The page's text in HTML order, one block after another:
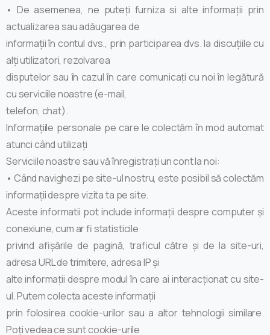
• De asemenea, ne puteți furniza si alte informații prin
actualizarea sau adăugarea de
informații în contul dvs., prin participarea dvs. la discuțiile cu
alți utilizatori, rezolvarea
disputelor sau în cazul în care comunicați cu noi în legătură
cu serviciile noastre (e-mail,
telefon, chat).
Informațiile personale pe care le colectăm în mod automat
atunci când utilizați
Serviciile noastre sau vă înregistrați un cont la noi:
• Când navighezi pe site-ul nostru, este posibil să colectăm
informații despre vizita ta pe site.
Aceste informatii pot include informații despre computer și
conexiune, cum ar fi statisticile
privind afișările de pagină, traficul către și de la site-uri,
adresa URL de trimitere, adresa IP și
alte informații despre modul în care ai interacționat cu site-
ul. Putem colecta aceste informații
prin folosirea cookie-urilor sau a altor tehnologii similare.
Poți vedea ce sunt cookie-urile